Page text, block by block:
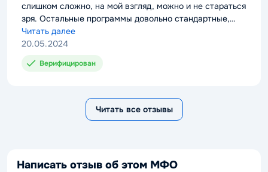
слишком сложно, на мой взгляд, можно и не стараться
зря. Остальные программы довольно стандартные,
можно получить до 5 000 000 руб.
Читать далее
20.05.2024
Верифицирован
Читать все отзывы
Написать отзыв об этом МФО